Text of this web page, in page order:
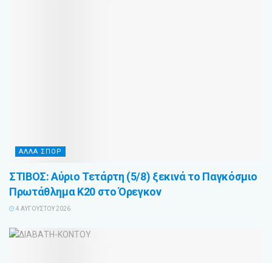
ΑΛΛΑ ΣΠΟΡ
ΣΤΙΒΟΣ: Αύριο Τετάρτη (5/8) ξεκινά το Παγκόσμιο
Πρωτάθλημα Κ20 στο Όρεγκον
4 ΑΥΓΟΎΣΤΟΥ 2026